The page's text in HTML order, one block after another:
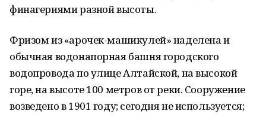
финагериями разной высоты.
Фризом из «арочек-машикулей» наделена и
обычная водонапорная башня городского
водопровода по улице Алтайской, на высокой
горе, на высоте 100 метров от реки. Сооружение
возведено в 1901 году; сегодня не используется;